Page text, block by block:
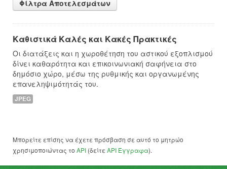
Φίλτρα Αποτελεσμάτων
Καθιστικά Καλές και Κακές Πρακτικές
Οι διατάξεις και η χωροθέτηση του αστικού εξοπλισμού
δίνει καθαρότητα και επικοινωνιακή σαφήνεια στο
δημόσιο χώρο, μέσω της ρυθμικής και οργανωμένης
επανεληψιμότητάς του.
JPEG
Μπορείτε επίσης να έχετε πρόσβαση σε αυτό το μητρώο
χρησιμοποιώντας το API (δείτε API Έγγραφα).